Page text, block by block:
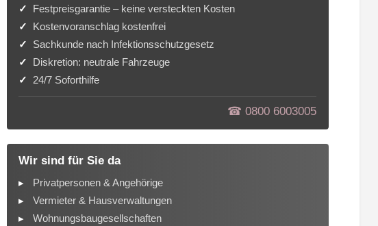
Festpreisgarantie – keine versteckten Kosten
Kostenvoranschlag kostenfrei
Sachkunde nach Infektionsschutzgesetz
Diskretion: neutrale Fahrzeuge
24/7 Soforthilfe
☎︎ 0800 6003005
Wir sind für Sie da
Privatpersonen & Angehörige
Vermieter & Hausverwaltungen
Wohnungsbaugesellschaften